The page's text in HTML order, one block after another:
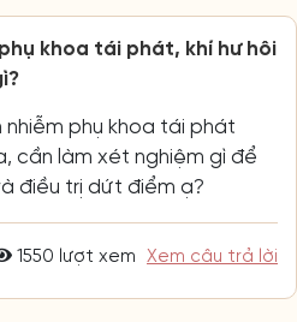
khoa tái phát, khí hư hôi
nhiễm phụ khoa tái phát
cần làm xét nghiệm gì để
điều trị dứt điểm ạ?
1550 lượt xem Xem câu trả lời